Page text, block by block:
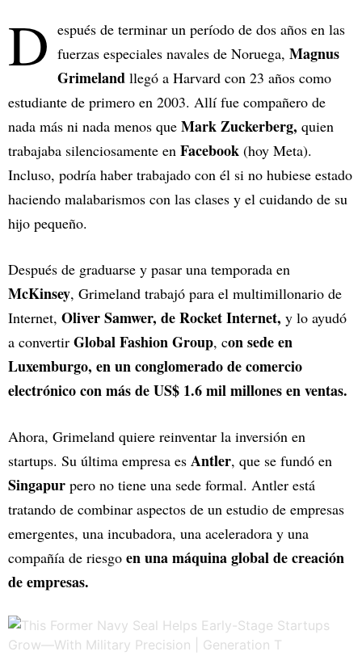
D espués de terminar un período de dos años en las
fuerzas especiales navales de Noruega, Magnus
Grimeland llegó a Harvard con 23 años como
estudiante de primero en 2003. Allí fue compañero de
nada más ni nada menos que Mark Zuckerberg, quien
trabajaba silenciosamente en Facebook (hoy Meta).
Incluso, podría haber trabajado con él si no hubiese estado
haciendo malabarismos con las clases y el cuidando de su
hijo pequeño.
Después de graduarse y pasar una temporada en
McKinsey, Grimeland trabajó para el multimillonario de
Internet, Oliver Samwer, de Rocket Internet, y lo ayudó
a convertir Global Fashion Group, con sede en
Luxemburgo, en un conglomerado de comercio
electrónico con más de US$ 1.6 mil millones en ventas.
Ahora, Grimeland quiere reinventar la inversión en
startups. Su última empresa es Antler, que se fundó en
Singapur pero no tiene una sede formal. Antler está
tratando de combinar aspectos de un estudio de empresas
emergentes, una incubadora, una aceleradora y una
compañía de riesgo en una máquina global de creación
de empresas.